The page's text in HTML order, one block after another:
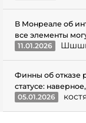
В Монреале об
все элементы
11.01.2026
Финны об отказе
статусе:
05.01.2026